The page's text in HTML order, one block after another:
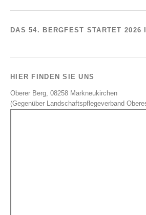
DAS 54. BERGFEST STARTET 2026
HIER FINDEN SIE UNS
Oberer Berg, 08258 Markneukirchen
(Gegenüber Landschaftspflegeverband